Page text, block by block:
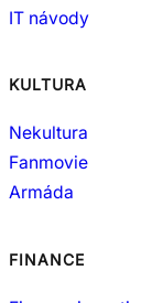
IT návody
KULTURA
Nekultura
Fanmovie
Armáda
FINANCE